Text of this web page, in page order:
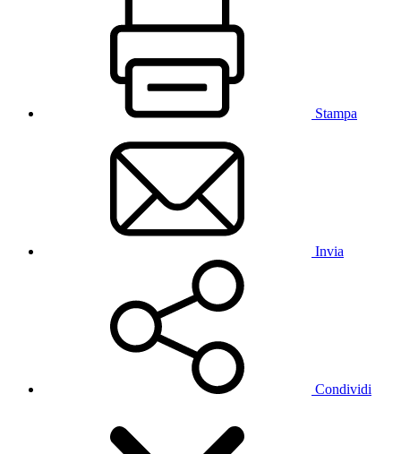
Stampa
Invia
Condividi